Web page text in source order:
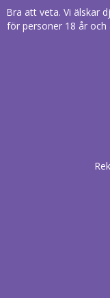
Bra att veta. Vi älskar
för personer 18 år och